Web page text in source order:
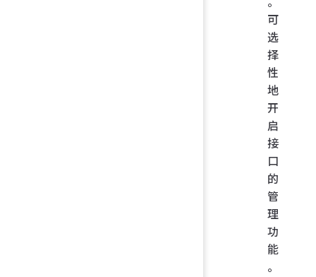
可
选
择
性
地
开
启
接
口
的
管
理
功
能
。